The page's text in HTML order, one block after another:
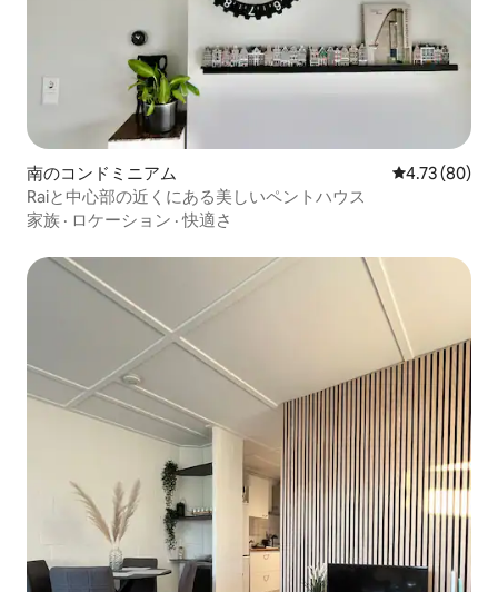
南のコンドミニアム レビュー80
4.73 (80)
Raiと中心部の近くにある美しいペントハウス
家族 · ロケーション ·快適さ